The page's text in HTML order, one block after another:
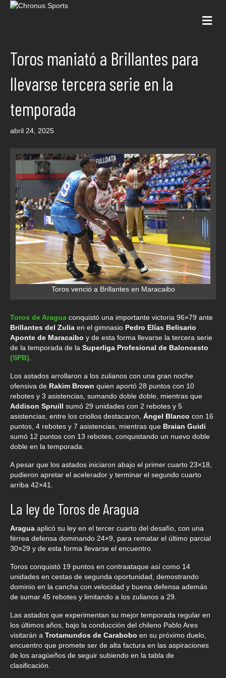
Toros maniató a Brillantes para
llevarse tercera serie en la
temporada
abril 24, 2025
Toros venció a Brillantes en Maracaibo
Toros de Aragua conquistó una importante victoria 96×79 ante
Brillantes del Zulia en el gimnasio Pedro Elías Belisario
Aponte de Maracaibo y de esta forma llevarse la tercera serie
de la temporada de la Superliga Profesional de Baloncesto
(SPB)
Los astados arrollaron a los zulianos con una gran noche
ofensiva de Rakim Brown quien aportó 28 puntos con 10
rebotes y 3 asistencias, sumando doble doble, mientras que
Addison Spruill sumó 29 unidades con 2 rebotes y 5
asistencias, entre los criollos destacaron, Ángel Blanco con 16
puntos, 4 rebotes y 7 asistencias, mientras que Braian Guidi
sumó 12 puntos con 13 rebotes, conquistando un nuevo doble
doble en la temporada.
A pesar que los astados iniciaron abajo el primer cuarto 23×18,
pudieron apretar el acelerador y terminar el segundo cuarto
arriba 42×41.
La ley de Toros de Aragua
Aragua aplicó su ley en el tercer cuarto del desafío, con una
férrea defensa dominando 24×9, para rematar el último parcial
30×29 y de esta forma llevarse el encuentro.
Toros conquistó 19 puntos en contraataque así como 14
unidades en cestas de segunda oportunidad, demostrando
dominio en la cancha con velocidad y buena defensa además
de sumar 45 rebotes y limitando a los zulianos a 29.
Las astados que experimentan su mejor temporada regular en
los últimos años, bajo la conducción del chileno Pablo Ares
visitarán a Trotamundos de Carabobo en su próximo duelo,
encuentro que promete ser de alta factura en las aspiraciones
de los aragüeños de seguir subiendo en la tabla de
clasificación.